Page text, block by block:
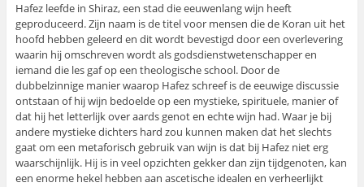
Hafez leefde in Shiraz, een stad die eeuwenlang wijn heeft
geproduceerd. Zijn naam is de titel voor mensen die de Koran uit het
hoofd hebben geleerd en dit wordt bevestigd door een overlevering
waarin hij omschreven wordt als godsdienstwetenschapper en
iemand die les gaf op een theologische school. Door de
dubbelzinnige manier waarop Hafez schreef is de eeuwige discussie
ontstaan of hij wijn bedoelde op een mystieke, spirituele, manier of
dat hij het letterlijk over aards genot en echte wijn had. Waar je bij
andere mystieke dichters hard zou kunnen maken dat het slechts
gaat om een metaforisch gebruik van wijn is dat bij Hafez niet erg
waarschijnlijk. Hij is in veel opzichten gekker dan zijn tijdgenoten, kan
een enorme hekel hebben aan ascetische idealen en verheerlijkt